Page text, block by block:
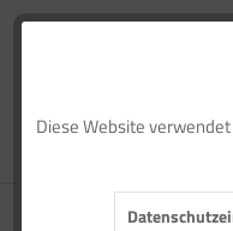
Diese Website